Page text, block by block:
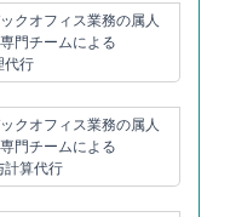
クオフィス業務の属人
門チームによる
代行
クオフィス業務の属人
門チームによる
計算代行